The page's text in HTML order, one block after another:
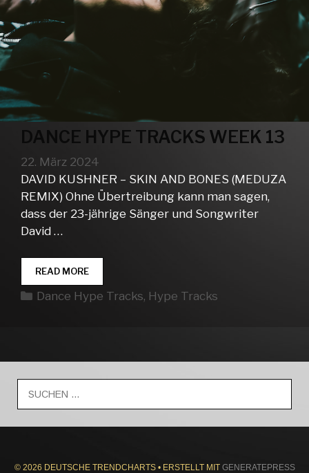
DANCE HYPE TRACKS WEEK 13
22. März 2024
DAVID KUSHNER – SKIN AND BONES (MEDUZA
REMIX) Ohne Übertreibung kann man sagen,
dass der 23-jährige Sänger und Songwriter
David …
READ MOREDANCE
HYPE
TRACKS
Kategorien
Dance Hype Tracks, Hype Tracks
nach:
© 2026 DEUTSCHE TRENDCHARTS• ERSTELLT MIT GENERATEPRESS